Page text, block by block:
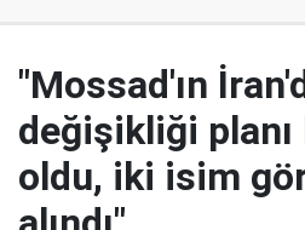
"Mossad'ın
değişikliği planı
oldu, iki isim